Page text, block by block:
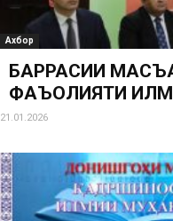
Ахбор
БАРРАСИИ
ФАЪОЛИЯТИ
21.01.2026